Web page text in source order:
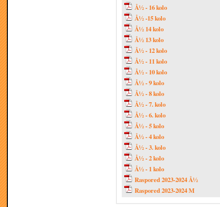
Å½ - 16 kolo
Å½ -15 kolo
Å½ 14 kolo
Å½ 13 kolo
Å½ - 12 kolo
Å½ - 11 kolo
Å½ - 10 kolo
Å½ - 9 kolo
Å½ - 8 kolo
Å½ - 7. kolo
Å½ - 6. kolo
Å½ - 5 kolo
Å½ - 4 kolo
Å½ - 3. kolo
Å½ - 2 kolo
Å½ - 1 kolo
Raspored 2023-2024 Å½
Raspored 2023-2024 M